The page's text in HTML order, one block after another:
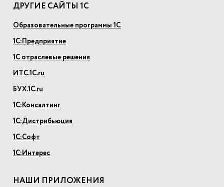
ДРУГИЕ САЙТЫ 1С
Образовательные программы 1С
1С:Предприятие
1С отраслевые решения
ИТС.1С.ru
БУХ.1С.ru
1С:Консалтинг
1С:Дистрибьюция
1С:Софт
1С:Интерес
НАШИ ПРИЛОЖЕНИЯ